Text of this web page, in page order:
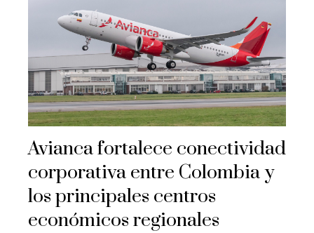
Avianca fortalece conectividad
corporativa entre Colombia y
los principales centros
económicos regionales